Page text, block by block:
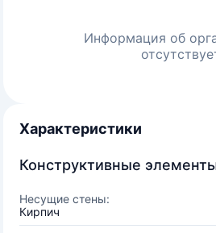
Информация об
Характеристики
Конструктивные
Несущие стены:
Кирпич